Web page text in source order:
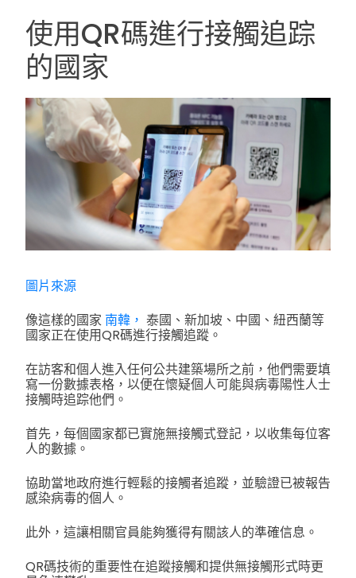
使用QR碼進行接觸追踪
的國家
圖片來源
像這樣的國家 南韓， 泰國、新加坡、中國、紐西蘭等
國家正在使用QR碼進行接觸追蹤。
在訪客和個人進入任何公共建築場所之前，他們需要填
寫一份數據表格，以便在懷疑個人可能與病毒陽性人士
接觸時追踪他們。
首先，每個國家都已實施無接觸式登記，以收集每位客
人的數據。
協助當地政府進行輕鬆的接觸者追蹤，並驗證已被報告
感染病毒的個人。
此外，這讓相關官員能夠獲得有關該人的準確信息。
QR碼技術的重要性在追蹤接觸和提供無接觸形式時更